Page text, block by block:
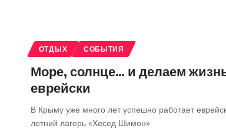
ОТДЫХ СОБЫТИЯ
Море, солнце… и делаем
еврейски
В Крыму уже много лет успешно работает
летний лагерь «Хесед Шимон»